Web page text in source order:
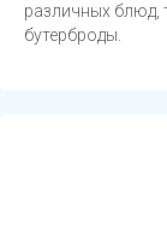
различных блюд,
бутерброды.